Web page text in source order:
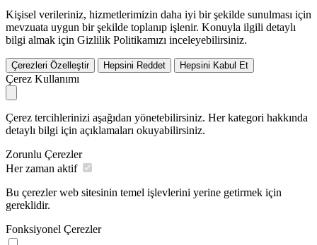
Kişisel verileriniz, hizmetlerimizin daha iyi bir şekilde sunulması için
mevzuata uygun bir şekilde toplanıp işlenir. Konuyla ilgili detaylı
bilgi almak için Gizlilik Politikamızı inceleyebilirsiniz.
Çerezleri Özelleştir Hepsini Reddet Hepsini Kabul Et
Çerez Kullanımı
Çerez tercihlerinizi aşağıdan yönetebilirsiniz. Her kategori hakkında
detaylı bilgi için açıklamaları okuyabilirsiniz.
Zorunlu Çerezler
Her zaman aktif
Bu çerezler web sitesinin temel işlevlerini yerine getirmek için
gereklidir.
Fonksiyonel Çerezler